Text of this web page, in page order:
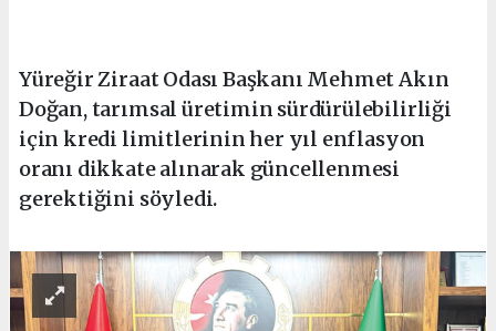
Yüreğir Ziraat Odası Başkanı Mehmet Akın
Doğan, tarımsal üretimin sürdürülebilirliği
için kredi limitlerinin her yıl enflasyon
oranı dikkate alınarak güncellenmesi
gerektiğini söyledi.